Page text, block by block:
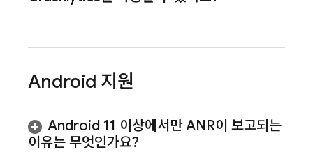
Android 지원
Android 11 이상에서만 ANR이 보고되는
이유는 무엇인가요?